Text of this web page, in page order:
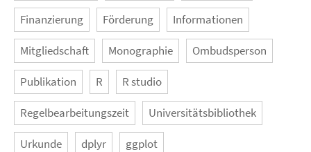
Finanzierung Förderung Informationen
Mitgliedschaft Monographie Ombudsperson
Publikation R R studio
Regelbearbeitungszeit Universitätsbibliothek
Urkunde dplyr ggplot